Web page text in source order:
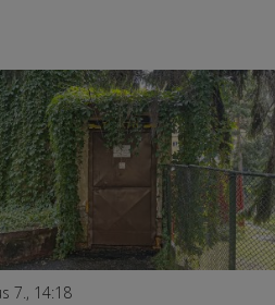
7., 14:18